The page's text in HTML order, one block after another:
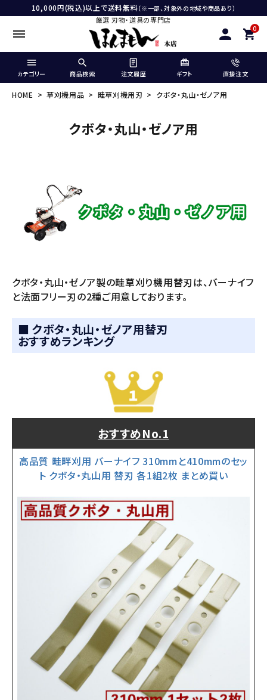
10,000円(税込)以上で送料無料（※一部、対象外の地域や商品あり）
厳選 刃物・道具の専門店
0
カテゴリー 商品検索 注文履歴 ギフト 直接注文
HOME 草刈機用品 畦草刈機用刃 クボタ・丸山・ゼノア用
クボタ・丸山・ゼノア用
クボタ・丸山・ゼノア製の畦草刈り機用替刃は、バーナイフ
と法面フリー刃の2種ご用意しております。
■ クボタ・丸山・ゼノア用替刃
おすすめランキング
おすすめNo.1
高品質 畦畔刈用 バーナイフ 310mmと410mmのセッ
ト クボタ・丸山用 替刃 各1組2枚 まとめ買い